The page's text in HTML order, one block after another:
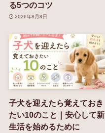
る5つのコツ
2026年8月8日
子犬を迎えたら覚えておき
たい10のこと｜安心して新
生活を始めるために